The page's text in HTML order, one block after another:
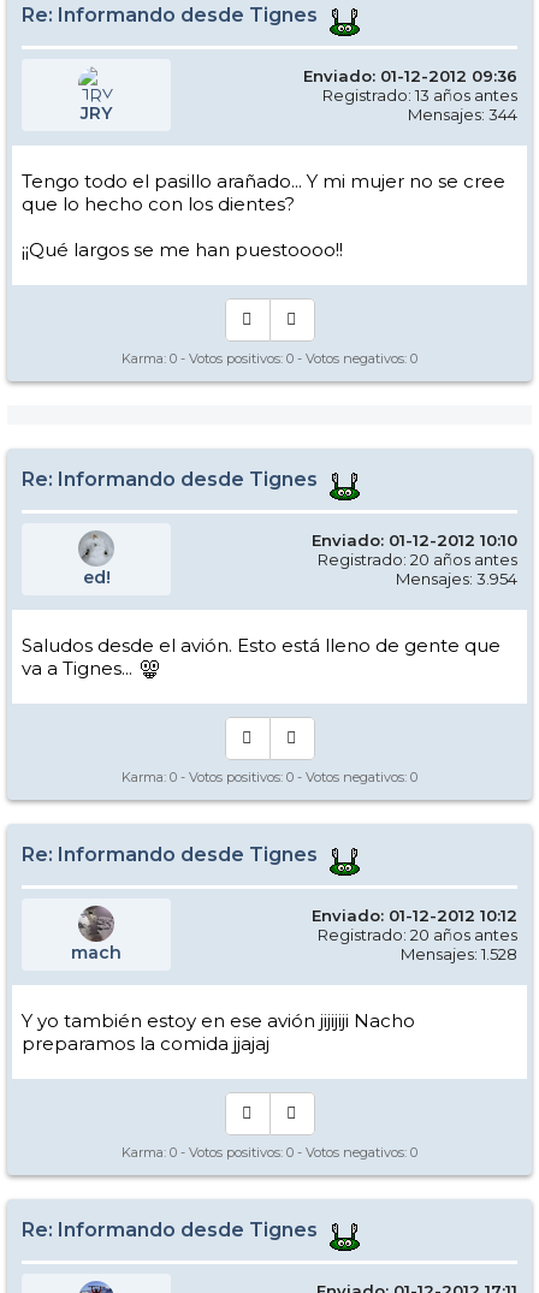
Re: Informando desde Tignes
JRY
Enviado: 01-12-2012 09:36
Registrado: 13 años antes
Mensajes: 344
Tengo todo el pasillo arañado... Y mi mujer no se cree
que lo hecho con los dientes?
¡¡Qué largos se me han puestoooo!!
Karma: 0 - Votos positivos: 0 - Votos negativos: 0
Re: Informando desde Tignes
ed!
Enviado: 01-12-2012 10:10
Registrado: 20 años antes
Mensajes: 3.954
Saludos desde el avión. Esto está lleno de gente que
va a Tignes...
Karma: 0 - Votos positivos: 0 - Votos negativos: 0
Re: Informando desde Tignes
mach
Enviado: 01-12-2012 10:12
Registrado: 20 años antes
Mensajes: 1.528
Y yo también estoy en ese avión jijijiji Nacho
preparamos la comida jjajaj
Karma: 0 - Votos positivos: 0 - Votos negativos: 0
Re: Informando desde Tignes